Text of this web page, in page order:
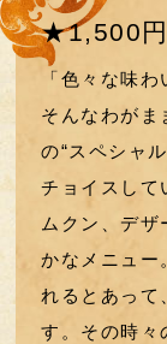
★1,500円
「色々な味
そんなわがま
の“スペシャ
チョイスして
ムクン、デ
かなメニュー
れるとあって
す。 その時々